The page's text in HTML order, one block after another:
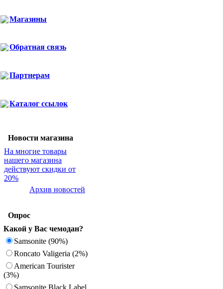
Магазины
Обратная связь
Партнерам
Каталог ссылок
Новости магазина
На многие товары
нашего магазина
действуют скидки от
20%
Архив новостей
Опрос
Какой у Вас чемодан?
Samsonite (90%)
Roncato Valigeria (2%)
American Tourister
(3%)
Samsonite Black Label